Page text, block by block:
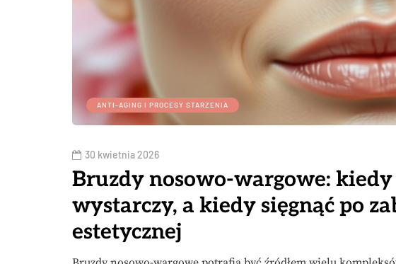
ANTI-AGING I PROCESY STARZENIA
30 kwietnia 2026
Bruzdy nosowo-wargowe:
wystarczy, a kiedy sięgnąć po
estetycznej